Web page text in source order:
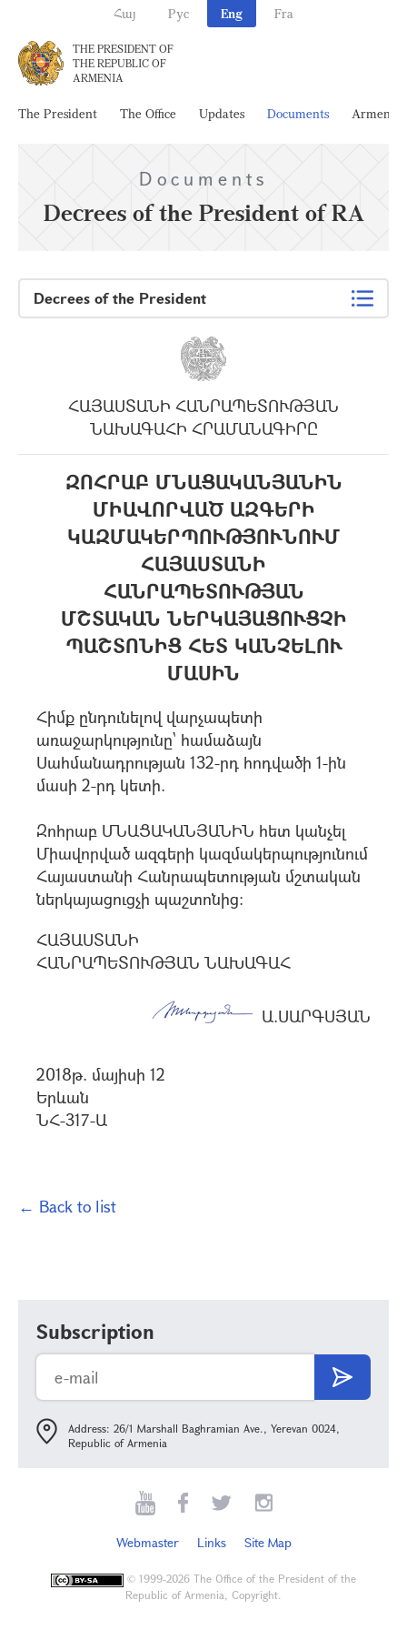
Հայ Рус Eng Fra
THE PRESIDENT OF
THE REPUBLIC OF
ARMENIA
The President The Office Updates Documents Armenia
Documents
Decrees of the President of RA
Decrees of the President
ՀԱՅԱՍՏԱՆԻ ՀԱՆՐԱՊԵՏՈՒԹՅԱՆ
ՆԱԽԱԳԱՀԻ ՀՐԱՄԱՆԱԳԻՐԸ
ԶՈՀՐԱԲ ՄՆԱՑԱԿԱՆՅԱՆԻՆ
ՄԻԱՎՈՐՎԱԾ ԱԶԳԵՐԻ
ԿԱԶՄԱԿԵՐՊՈՒԹՅՈՒՆՈՒՄ
ՀԱՅԱՍՏԱՆԻ
ՀԱՆՐԱՊԵՏՈՒԹՅԱՆ
ՄՇՏԱԿԱՆ ՆԵՐԿԱՅԱՑՈՒՑՉԻ
ՊԱՇՏՈՆԻՑ ՀԵՏ ԿԱՆՉԵԼՈՒ
ՄԱՍԻՆ
Հիմք ընդունելով վարչապետի
առաջարկությունը` համաձայն
Սահմանադրության 132-րդ հոդվածի 1-ին
մասի 2-րդ կետի.
Զոհրաբ ՄՆԱՑԱԿԱՆՅԱՆԻՆ հետ կանչել
Միավորված ազգերի կազմակերպությունում
Հայաստանի Հանրապետության մշտական
ներկայացուցչի պաշտոնից:
ՀԱՅԱՍՏԱՆԻ
ՀԱՆՐԱՊԵՏՈՒԹՅԱՆ ՆԱԽԱԳԱՀ
Ա.ՍԱՐԳՍՅԱՆ
2018թ. մայիսի 12
Երևան
ՆՀ-317-Ա
← Back to list
Subscription
Address: 26/1 Marshall Baghramian Ave., Yerevan 0024,
Republic of Armenia
Webmaster Links Site Map
© 1999-2026 The Office of the President of the
Republic of Armenia, Copyright.